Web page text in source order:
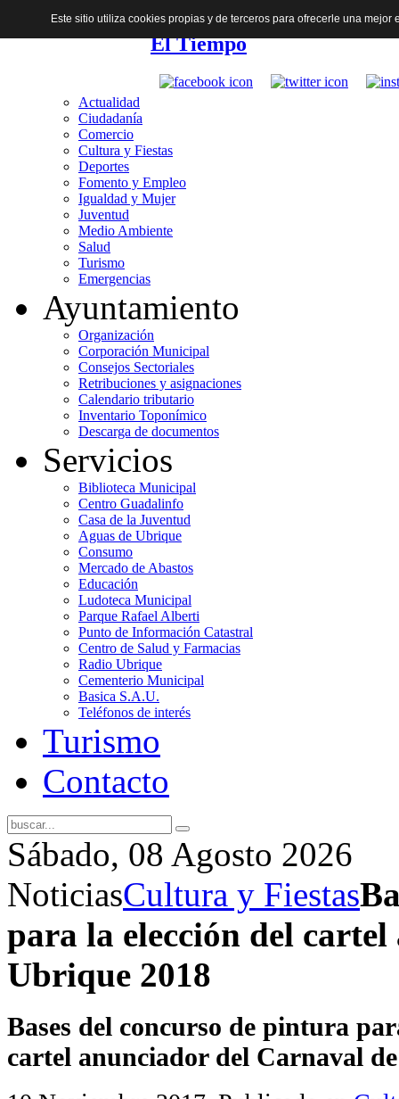
El Tiempo
Actualidad
Ciudadanía
Comercio
Cultura y Fiestas
Deportes
Fomento y Empleo
Igualdad y Mujer
Juventud
Medio Ambiente
Salud
Turismo
Emergencias
Ayuntamiento
Organización
Corporación Municipal
Consejos Sectoriales
Retribuciones y asignaciones
Calendario tributario
Inventario Toponímico
Descarga de documentos
Servicios
Biblioteca Municipal
Centro Guadalinfo
Casa de la Juventud
Aguas de Ubrique
Consumo
Mercado de Abastos
Educación
Ludoteca Municipal
Parque Rafael Alberti
Punto de Información Catastral
Centro de Salud y Farmacias
Radio Ubrique
Cementerio Municipal
Basica S.A.U.
Teléfonos de interés
Turismo
Contacto
Sábado, 08 Agosto 2026
NoticiasCultura y Fiestas
para la elección del
Ubrique 2018
Bases del concurso de pintura
cartel anunciador del Carnaval
Este sitio utiliza cookies propias y de terceros para ofrecerle una